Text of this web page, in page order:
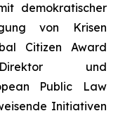
demokratischer
von Krisen
Citizen Award
und
Public Law
Initiativen